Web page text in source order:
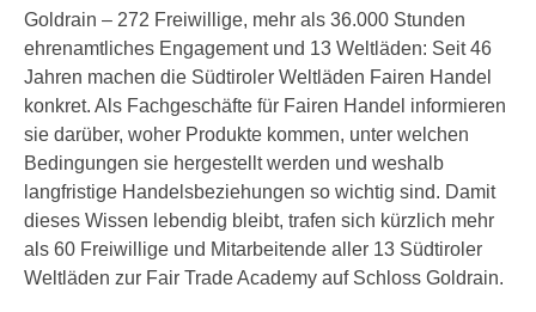
Goldrain – 272 Freiwillige, mehr als 36.000 Stunden
ehrenamtliches Engagement und 13 Weltläden: Seit 46
Jahren machen die Südtiroler Weltläden Fairen Handel
konkret. Als Fachgeschäfte für Fairen Handel informieren
sie darüber, woher Produkte kommen, unter welchen
Bedingungen sie hergestellt werden und weshalb
langfristige Handelsbeziehungen so wichtig sind. Damit
dieses Wissen lebendig bleibt, trafen sich kürzlich mehr
als 60 Freiwillige und Mitarbeitende aller 13 Südtiroler
Weltläden zur Fair Trade Academy auf Schloss Goldrain.